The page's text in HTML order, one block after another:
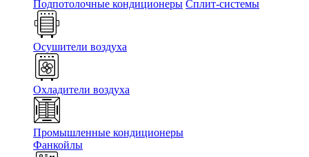
Подпотолочные кондиционеры Сплит-системы
Осушители воздуха
Охладители воздуха
Промышленные кондиционеры
Фанкойлы